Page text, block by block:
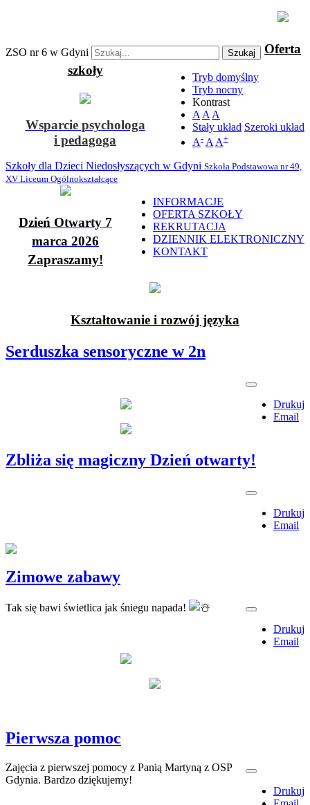
ZSO nr 6 w Gdyni Szukaj
Tryb domyślny
Tryb nocny
Kontrast
A A A
Stały układ Szeroki układ
A- A A+
Szkoły dla Dzieci Niedosłyszących w Gdyni Szkoła Podstawowa nr 49,
XV Liceum Ogólnokształcące
INFORMACJE
OFERTA SZKOŁY
REKRUTACJA
DZIENNIK ELEKTRONICZNY
KONTAKT
Oferta
szkoły
Wsparcie psychologa
i pedagoga
Dzień Otwarty 7
marca 2026
Zapraszamy!
Kształtowanie i rozwój języka
Serduszka sensoryczne w 2n
Drukuj
Email
Zbliża się magiczny Dzień otwarty!
Drukuj
Email
Zimowe zabawy
Drukuj
Email
Tak się bawi świetlica jak śniegu napada!
Pierwsza pomoc
Drukuj
Zajęcia z pierwszej pomocy z Panią Martyną z OSP
Gdynia. Bardzo dziękujemy!